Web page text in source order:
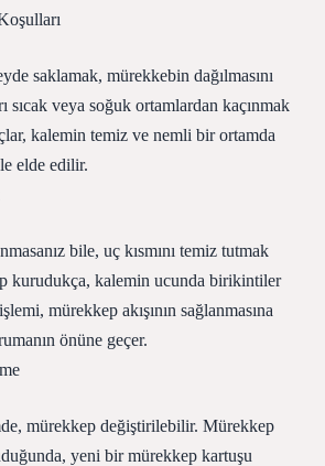
saklamak, mürekkebin dağılmasını
sıcak veya soğuk ortamlardan kaçınmak
kalemin temiz ve nemli bir ortamda
elde edilir.
bile, uç kısmını temiz tutmak
kurudukça, kalemin ucunda birikintiler
mürekkep akışının sağlanmasına
önüne geçer.
mürekkep değiştirilebilir. Mürekkep
yeni bir mürekkep kartuşu